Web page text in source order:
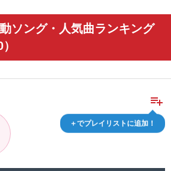
ソング・人気曲ランキング
playlist_add
＋でプレイリストに追加！